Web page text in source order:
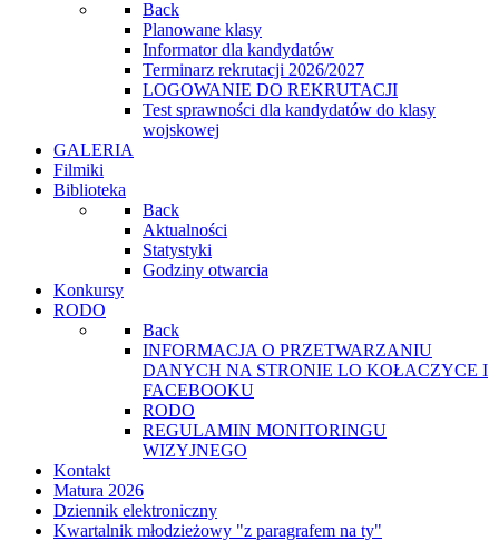
Back
Planowane klasy
Informator dla kandydatów
Terminarz rekrutacji 2026/2027
LOGOWANIE DO REKRUTACJI
Test sprawności dla kandydatów do klasy
wojskowej
GALERIA
Filmiki
Biblioteka
Back
Aktualności
Statystyki
Godziny otwarcia
Konkursy
RODO
Back
INFORMACJA O PRZETWARZANIU
DANYCH NA STRONIE LO KOŁACZYCE I
FACEBOOKU
RODO
REGULAMIN MONITORINGU
WIZYJNEGO
Kontakt
Matura 2026
Dziennik elektroniczny
Kwartalnik młodzieżowy "z paragrafem na ty"